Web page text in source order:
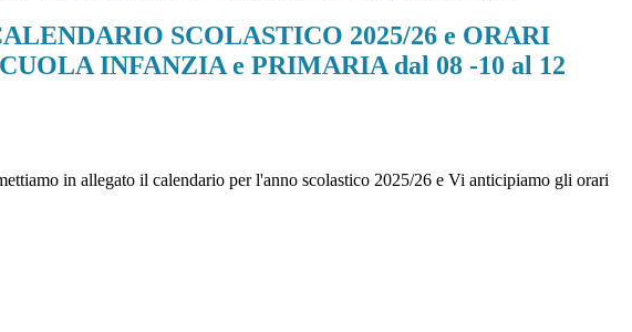
SCOLASTICO 2025/26 e ORARI
INFANZIA e PRIMARIA dal 08 -10 al 12
in allegato il calendario per l'anno scolastico 2025/26 e Vi anticipiamo gli orari